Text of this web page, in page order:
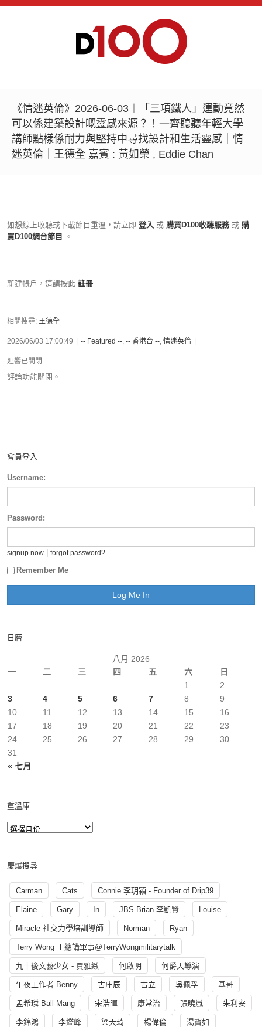
《情迷英倫》2026-06-03︱「三項鐵人」運動竟然
可以係建築設計嘅靈感來源？！一齊聽聽年輕大學
講師點樣係耐力與堅持中尋找設計和生活靈感｜情
迷英倫｜王德全 嘉賓 : 黃如榮 , Eddie Chan
如想線上收聽或下載節目重溫，請立即 登入 或 購買D100收聽服務 或 購
買D100網台節目
。
新建帳戶，這請按此 註冊
相關搜尋: 王德全
2026/06/03 17:00:49 -- Featured --, -- 香港台 --, 情迷英倫
迴響已關閉
評論功能關閉。
會員登入
Username:
Password:
signup now forgot password?
Remember Me
日曆
八月 2026
一
二 三 四 五 六 日
« 七月
1
2
3
4 5 6 7 8
9
10
11 12 13 14 15
16
17
18 19 20 21 22
23
24
25 26 27 28 29
30
31
重溫庫
慶爆搜尋
Carman Cats Connie 李玥穎 - Founder of Drip39
Elaine Gary In JBS Brian 李凱賢 Louise
Miracle 社交力學培訓導師 Norman Ryan
Terry Wong 王總講軍事@TerryWongmilitarytalk
九十後文藝少女 - 賈雅緻 何啟明 何爵天導演
午夜工作者 Benny 古庄辰 古立 吳佩孚 基哥
孟希璘 Ball Mang 宋浩暉 康常治 張曉嵐 朱利安
李錦鴻 李鑑峰 梁天琦 楊偉倫 湯寳如